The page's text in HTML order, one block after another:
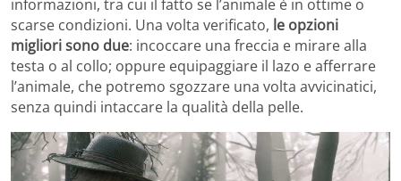
informazioni, tra cui il fatto se l’animale è in ottime o
scarse condizioni. Una volta verificato, le opzioni
migliori sono due: incoccare una freccia e mirare alla
testa o al collo; oppure equipaggiare il lazo e afferrare
l’animale, che potremo sgozzare una volta avvicinatici,
senza quindi intaccare la qualità della pelle.